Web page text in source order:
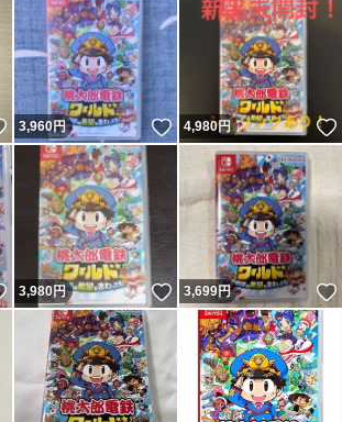
いいね！
3,960円 いいね！
4,980円
いいね！
3,980円 いいね！
3,699円